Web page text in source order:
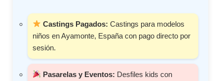
Castings Pagados: Castings para modelos
niños en Ayamonte, España con pago directo por
sesión.
Pasarelas y Eventos: Desfiles kids con